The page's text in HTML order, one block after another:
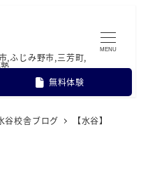
,ふじみ野市,三芳町,
無料体験
MENU
谷校舎ブログ
【水谷】